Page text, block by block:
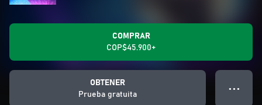
COMPRAR
COP$45.900+
OBTENER
Prueba gratuita
● ● ●